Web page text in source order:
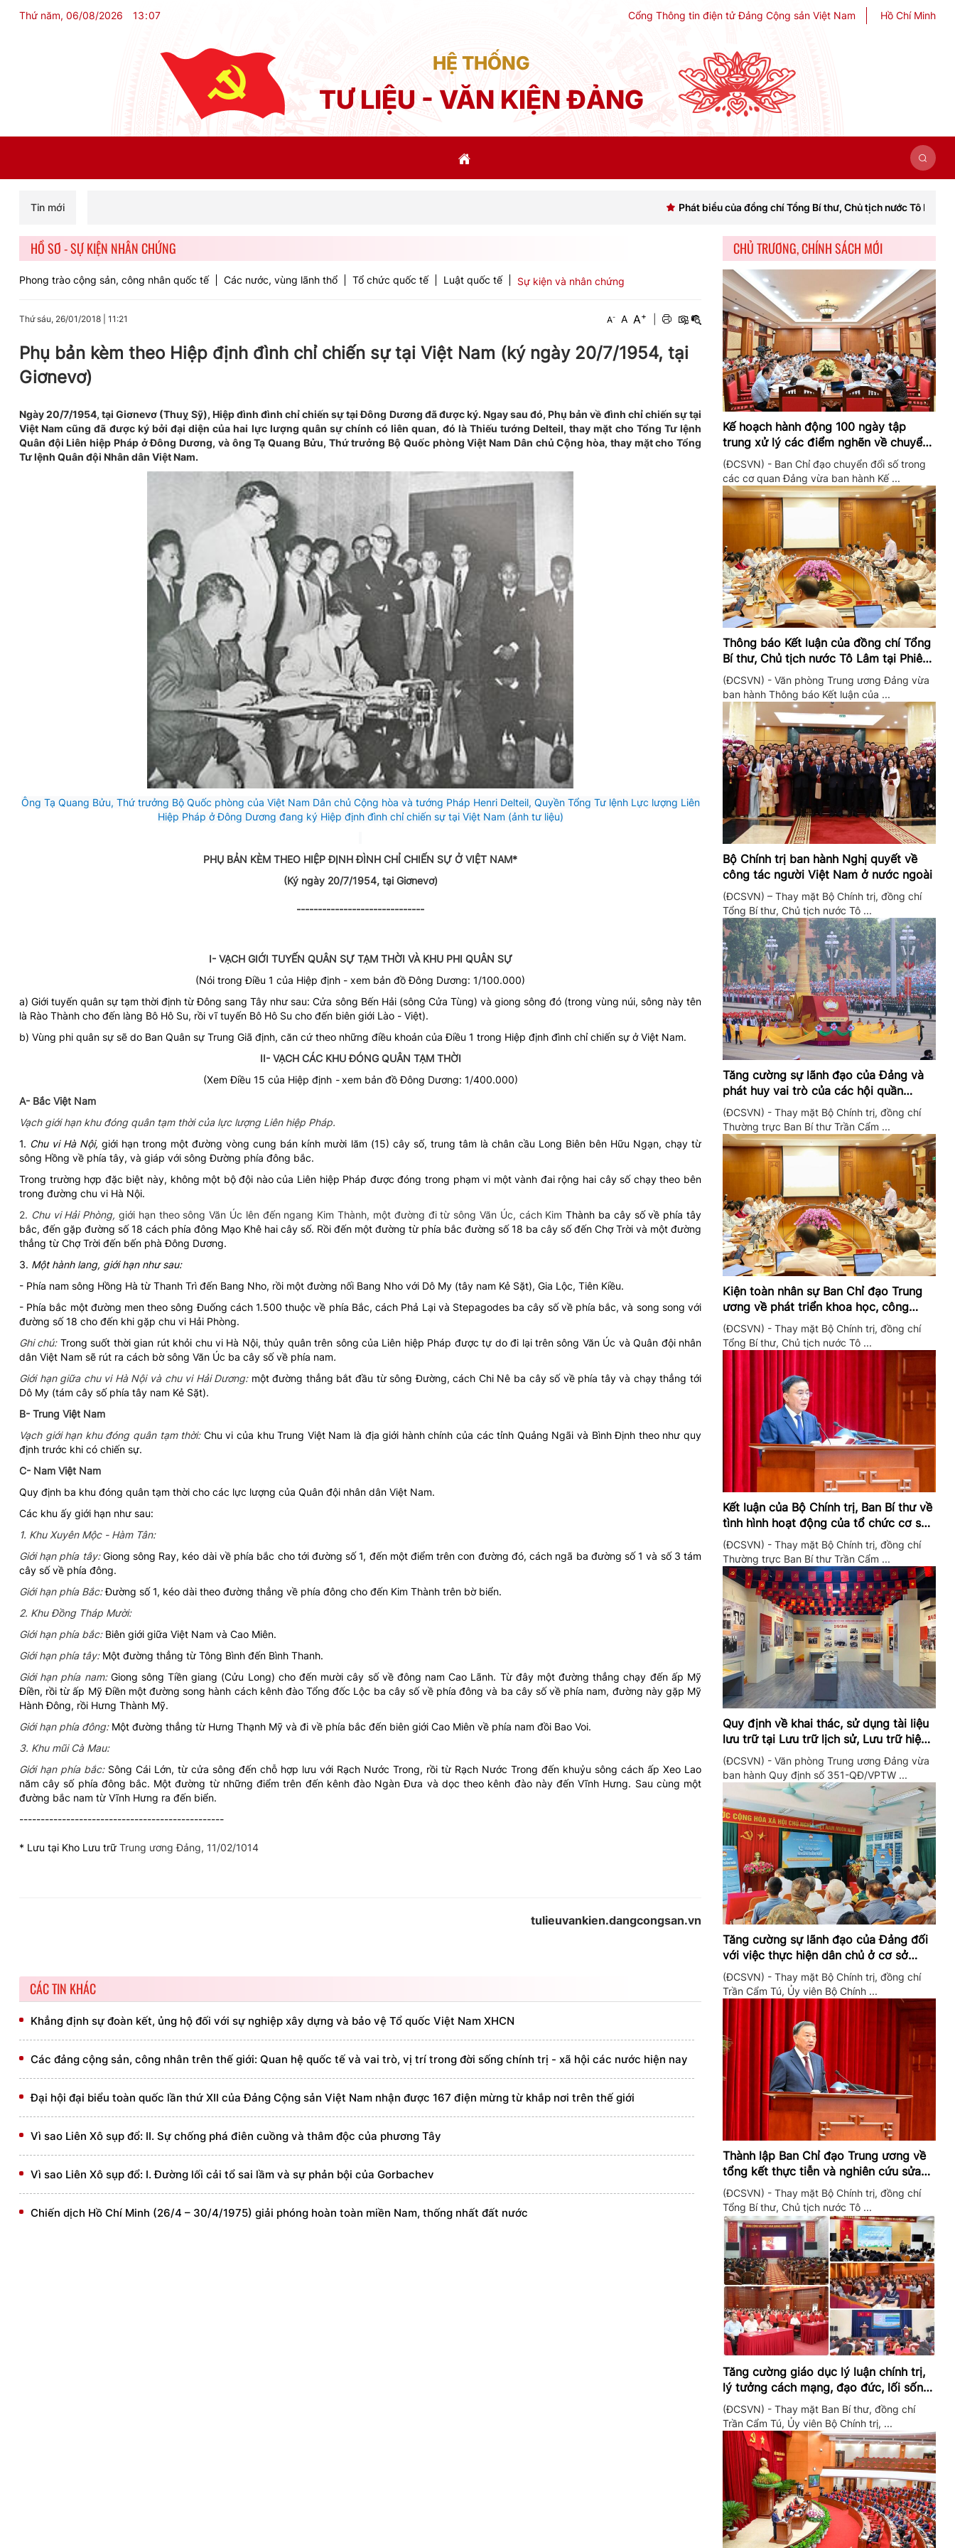
Thứ năm, 06/08/2026 13:07 Cổng Thông tin điện tử Đảng Cộng sản Việt Nam Hồ Chí Minh
HỆ THỐNG
TƯ LIỆU - VĂN KIỆN ĐẢNG
Tin mới Phát biểu của đồng chí Tổng Bí thư, Chủ tịch nước Tô Lâm khai mạc Hội
HỒ SƠ - SỰ KIỆN NHÂN CHỨNG
Phong trào cộng sản, công nhân quốc tế Các nước, vùng lãnh thổ Tổ chức quốc tế Luật quốc tế Sự kiện và nhân chứng
Thứ sáu, 26/01/2018 11:21 A- A A+
Phụ bản kèm theo Hiệp định đình chỉ chiến sự tại Việt Nam (ký ngày 20/7/1954, tại
Giơnevơ)
Ngày 20/7/1954, tại Giơnevơ (Thuỵ Sỹ), Hiệp đình đình chỉ chiến sự tại Đông Dương đã được ký. Ngay sau đó, Phụ bản về đình chỉ chiến sự tại
Việt Nam cũng đã được ký bởi đại diện của hai lực lượng quân sự chính có liên quan, đó là Thiếu tướng Delteil, thay mặt cho Tổng Tư lệnh
Quân đội Liên hiệp Pháp ở Đông Dương, và ông Tạ Quang Bửu, Thứ trưởng Bộ Quốc phòng Việt Nam Dân chủ Cộng hòa, thay mặt cho Tổng
Tư lệnh Quân đội Nhân dân Việt Nam.
Ông Tạ Quang Bửu, Thứ trưởng Bộ Quốc phòng của Việt Nam Dân chủ Cộng hòa và tướng Pháp Henri Delteil, Quyền Tổng Tư lệnh Lực lượng Liên
Hiệp Pháp ở Đông Dương đang ký Hiệp định đình chỉ chiến sự tại Việt Nam (ảnh tư liệu)
PHỤ BẢN KÈM THEO HIỆP ĐỊNH ĐÌNH CHỈ CHIẾN SỰ Ở VIỆT NAM*
(Ký ngày 20/7/1954, tại Giơnevơ)
------------------------------
I- VẠCH GIỚI TUYẾN QUÂN SỰ TẠM THỜI VÀ KHU PHI QUÂN SỰ
(Nói trong Điều 1 của Hiệp định - xem bản đồ Đông Dương: 1/100.000)
a) Giới tuyến quân sự tạm thời định từ Đông sang Tây như sau: Cửa sông Bến Hải (sông Cửa Tùng) và giong sông đó (trong vùng núi, sông này tên
là Rào Thành cho đến làng Bô Hô Su, rồi vĩ tuyến Bô Hô Su cho đến biên giới Lào - Việt).
b) Vùng phi quân sự sẽ do Ban Quân sự Trung Giã định, căn cứ theo những điều khoản của Điều 1 trong Hiệp định đình chỉ chiến sự ở Việt Nam.
II- VẠCH CÁC KHU ĐÓNG QUÂN TẠM THỜI
(Xem Điều 15 của Hiệp định -xem bản đồ Đông Dương: 1/400.000)
A- Bắc Việt Nam
Vạch giới hạn khu đóng quân tạm thời của lực lượng Liên hiệp Pháp.
1. Chu vi Hà Nội,giới hạn trong một đường vòng cung bán kính mười lăm (15) cây số, trung tâm là chân cầu Long Biên bên Hữu Ngạn, chạy từ
sông Hồng về phía tây, và giáp với sông Đường phía đông bắc.
Trong trường hợp đặc biệt này, không một bộ đội nào của Liên hiệp Pháp được đóng trong phạm vi một vành đai rộng hai cây số chạy theo bên
trong đường chu vi Hà Nội.
2. Chu vi Hải Phòng,giới hạn theo sông Văn Úc lên đến ngang Kim Thành, một đường đi từ sông Văn Úc, cách Kim Thành ba cây số về phía tây
bắc, đến gặp đường số 18 cách phía đông Mạo Khê hai cây số. Rồi đến một đường từ phía bắc đường số 18 ba cây số đến Chợ Trời và một đường
thẳng từ Chợ Trời đến bến phà Đông Dương.
3. Một hành lang, giới hạn như sau:
- Phía nam sông Hồng Hà từ Thanh Trì đến Bang Nho, rồi một đường nối Bang Nho với Dô My (tây nam Kẻ Sặt), Gia Lộc, Tiên Kiều.
- Phía bắc một đường men theo sông Đuống cách 1.500 thuộc về phía Bắc, cách Phả Lại và Stepagodes ba cây số về phía bắc, và song song với
đường số 18 cho đến khi gặp chu vi Hải Phòng.
Ghi chú: Trong suốt thời gian rút khỏi chu vi Hà Nội, thủy quân trên sông của Liên hiệp Pháp được tự do đi lại trên sông Văn Úc và Quân đội nhân
dân Việt Nam sẽ rút ra cách bờ sông Văn Úc ba cây số về phía nam.
Giới hạn giữa chu vi Hà Nội và chu vi Hải Dương: một đường thẳng bắt đầu từ sông Đường, cách Chi Nê ba cây số về phía tây và chạy thẳng tới
Dô My (tám cây số phía tây nam Kẻ Sặt).
B- Trung Việt Nam
Vạch giới hạn khu đóng quân tạm thời: Chu vi của khu Trung Việt Nam là địa giới hành chính của các tỉnh Quảng Ngãi và Bình Định theo như quy
định trước khi có chiến sự.
C- Nam Việt Nam
Quy định ba khu đóng quân tạm thời cho các lực lượng của Quân đội nhân dân Việt Nam.
Các khu ấy giới hạn như sau:
1. Khu Xuyên Mộc - Hàm Tân:
Giới hạn phía tây:Giong sông Ray, kéo dài về phía bắc cho tới đường số 1, đến một điểm trên con đường đó, cách ngã ba đường số 1 và số 3 tám
cây số về phía đông.
Giới hạn phía Bắc:Đường số 1, kéo dài theo đường thẳng về phía đông cho đến Kim Thành trên bờ biển.
2. Khu Đồng Tháp Mười:
Giới hạn phía bắc: Biên giới giữa Việt Nam và Cao Miên.
Giới hạn phía tây: Một đường thẳng từ Tông Bình đến Bình Thanh.
Giới hạn phía nam: Giong sông Tiền giang (Cửu Long) cho đến mười cây số về đông nam Cao Lãnh. Từ đây một đường thẳng chạy đến ấp Mỹ
Điền, rồi từ ấp Mỹ Điền một đường song hành cách kênh đào Tổng đốc Lộc ba cây số về phía đông và ba cây số về phía nam, đường này gặp Mỹ
Hành Đông, rồi Hưng Thành Mỹ.
Giới hạn phía đông: Một đường thẳng từ Hưng Thạnh Mỹ và đi về phía bắc đến biên giới Cao Miên về phía nam đồi Bao Voi.
3. Khu mũi Cà Mau:
Giới hạn phía bắc: Sông Cái Lớn, từ cửa sông đến chỗ hợp lưu với Rạch Nước Trong, rồi từ Rạch Nước Trong đến khuỷu sông cách ấp Xeo Lao
năm cây số phía đông bắc. Một đường từ những điểm trên đến kênh đào Ngàn Đưa và dọc theo kênh đào này đến Vĩnh Hưng. Sau cùng một
đường bắc nam từ Vĩnh Hưng ra đến biển.
------------------------------------------------
* Lưu tại Kho Lưu trữ Trung ương Đảng, 11/02/1014
tulieuvankien.dangcongsan.vn
CÁC TIN KHÁC
Khẳng định sự đoàn kết, ủng hộ đối với sự nghiệp xây dựng và bảo vệ Tổ quốc Việt Nam XHCN
Các đảng cộng sản, công nhân trên thế giới: Quan hệ quốc tế và vai trò, vị trí trong đời sống chính trị - xã hội các nước hiện nay
Đại hội đại biểu toàn quốc lần thứ XII của Đảng Cộng sản Việt Nam nhận được 167 điện mừng từ khắp nơi trên thế giới
Vì sao Liên Xô sụp đổ: II. Sự chống phá điên cuồng và thâm độc của phương Tây
Vì sao Liên Xô sụp đổ: I. Đường lối cải tổ sai lầm và sự phản bội của Gorbachev
Chiến dịch Hồ Chí Minh (26/4 – 30/4/1975) giải phóng hoàn toàn miền Nam, thống nhất đất nước
CHỦ TRƯƠNG, CHÍNH SÁCH MỚI
Kế hoạch hành động 100 ngày tập
trung xử lý các điểm nghẽn về chuyển
đổi số trong các cơ quan Đảng
(ĐCSVN) - Ban Chỉ đạo chuyển đổi số trong
các cơ quan Đảng vừa ban hành Kế ...
Thông báo Kết luận của đồng chí Tổng
Bí thư, Chủ tịch nước Tô Lâm tại Phiên
họp Ban Chỉ đạo Trung ương thực hiện
Nghị quyết 57
(ĐCSVN) - Văn phòng Trung ương Đảng vừa
ban hành Thông báo Kết luận của ...
Bộ Chính trị ban hành Nghị quyết về
công tác người Việt Nam ở nước ngoài
(ĐCSVN) – Thay mặt Bộ Chính trị, đồng chí
Tổng Bí thư, Chủ tịch nước Tô ...
Tăng cường sự lãnh đạo của Đảng và
phát huy vai trò của các hội quần
chúng trong giai đoạn phát triển mới
(ĐCSVN) - Thay mặt Bộ Chính trị, đồng chí
Thường trực Ban Bí thư Trần Cẩm ...
Kiện toàn nhân sự Ban Chỉ đạo Trung
ương về phát triển khoa học, công
nghệ, đổi mới sáng tạo và chuyển đổi
số
(ĐCSVN) - Thay mặt Bộ Chính trị, đồng chí
Tổng Bí thư, Chủ tịch nước Tô ...
Kết luận của Bộ Chính trị, Ban Bí thư về
tình hình hoạt động của tổ chức cơ sở
đảng trong quý II/2026
(ĐCSVN) - Thay mặt Bộ Chính trị, đồng chí
Thường trực Ban Bí thư Trần Cẩm ...
Quy định về khai thác, sử dụng tài liệu
lưu trữ tại Lưu trữ lịch sử, Lưu trữ hiện
hành của Trung ương Đảng và Văn
phòng Trung ương Đảng
(ĐCSVN) - Văn phòng Trung ương Đảng vừa
ban hành Quy định số 351-QĐ/VPTW ...
Tăng cường sự lãnh đạo của Đảng đối
với việc thực hiện dân chủ ở cơ sở
trong giai đoạn mới
(ĐCSVN) - Thay mặt Bộ Chính trị, đồng chí
Trần Cẩm Tú, Ủy viên Bộ Chính ...
Thành lập Ban Chỉ đạo Trung ương về
tổng kết thực tiễn và nghiên cứu sửa
đổi, bổ sung Điều lệ Đảng
(ĐCSVN) - Thay mặt Bộ Chính trị, đồng chí
Tổng Bí thư, Chủ tịch nước Tô ...
Tăng cường giáo dục lý luận chính trị,
lý tưởng cách mạng, đạo đức, lối sống,
ý thức công dân trong hệ thống giáo
dục quốc dân
(ĐCSVN) - Thay mặt Ban Bí thư, đồng chí
Trần Cẩm Tú, Ủy viên Bộ Chính trị, ...